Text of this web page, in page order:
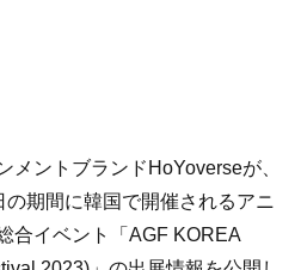
メントブランドHoYoverseが、
期間に韓国で開催されるアニ
合イベント「AGF KOREA